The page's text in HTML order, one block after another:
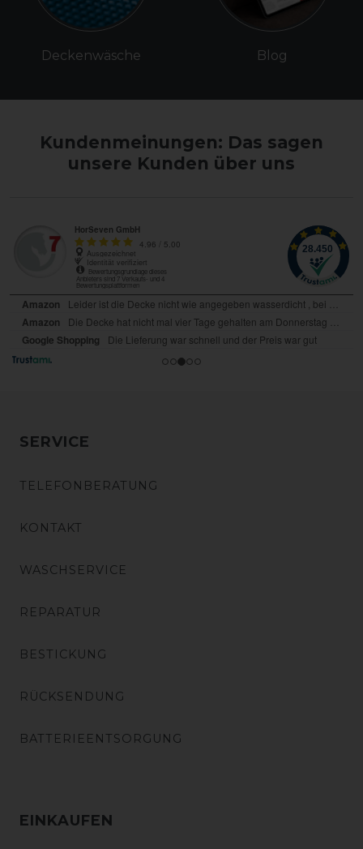
Deckenwäsche Blog
Kundenmeinungen: Das sagen
unsere Kunden über uns
SERVICE
TELEFONBERATUNG
KONTAKT
WASCHSERVICE
REPARATUR
BESTICKUNG
RÜCKSENDUNG
BATTERIEENTSORGUNG
EINKAUFEN